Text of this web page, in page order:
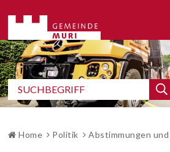
Navigieren in
Suchbegriff
BROTKRUMENNAVIGATION
Home Politik Abstimmungen und